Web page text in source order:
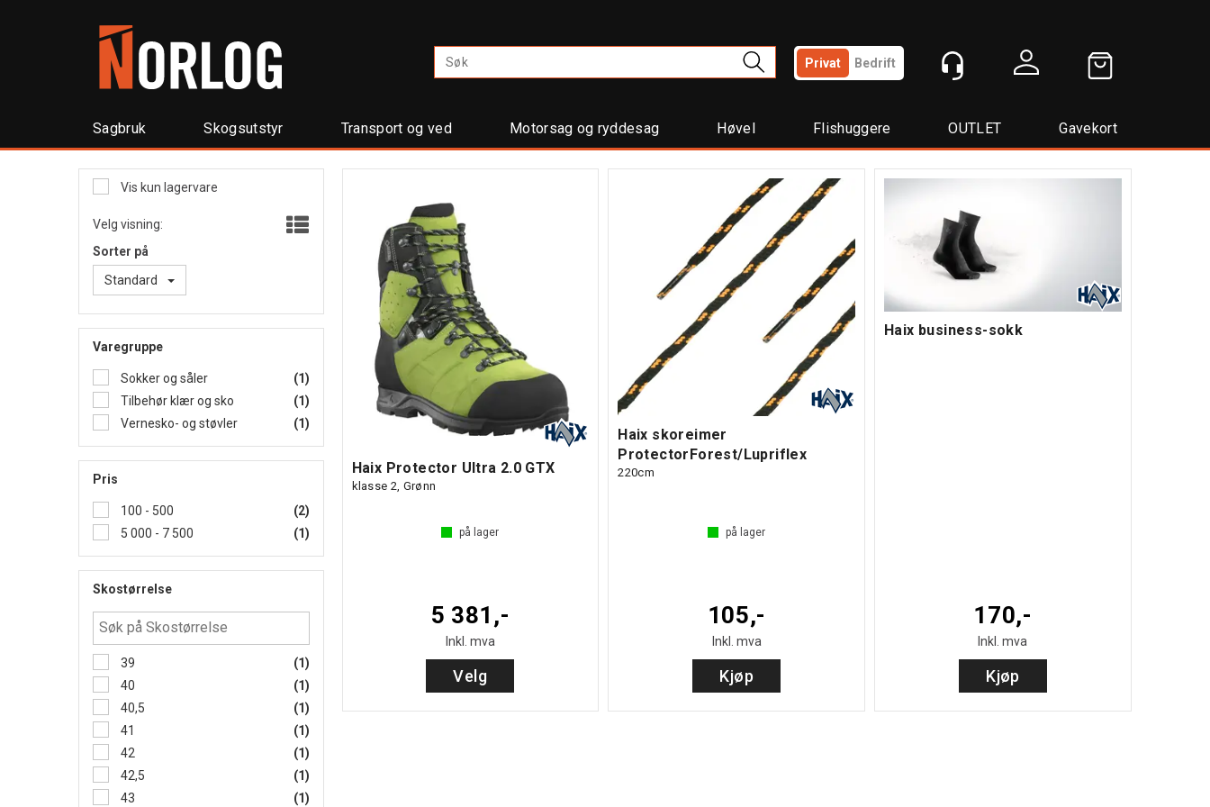
Privat Bedrift
Sagbruk Skogsutstyr Transport og ved Motorsag og ryddesag Høvel Flishuggere OUTLET Gavekort
Vis kun lagervare
Velg visning:
Sorter på
Standard
Varegruppe
Sokker og såler
(1)
Tilbehør klær og sko
(1)
Vernesko- og støvler
(1)
Pris
100 - 500
(2)
5 000 - 7 500
(1)
Skostørrelse
39
(1)
40
(1)
40,5
(1)
41
(1)
42
(1)
42,5
(1)
43
(1)
Haix Protector Ultra 2.0 GTX
klasse 2, Grønn
på lager
5 381,-
Inkl. mva
Velg
Haix skoreimer
ProtectorForest/Lupriflex
220cm
på lager
105,-
Inkl. mva
Kjøp
Haix business-sokk
170,-
Inkl. mva
Kjøp